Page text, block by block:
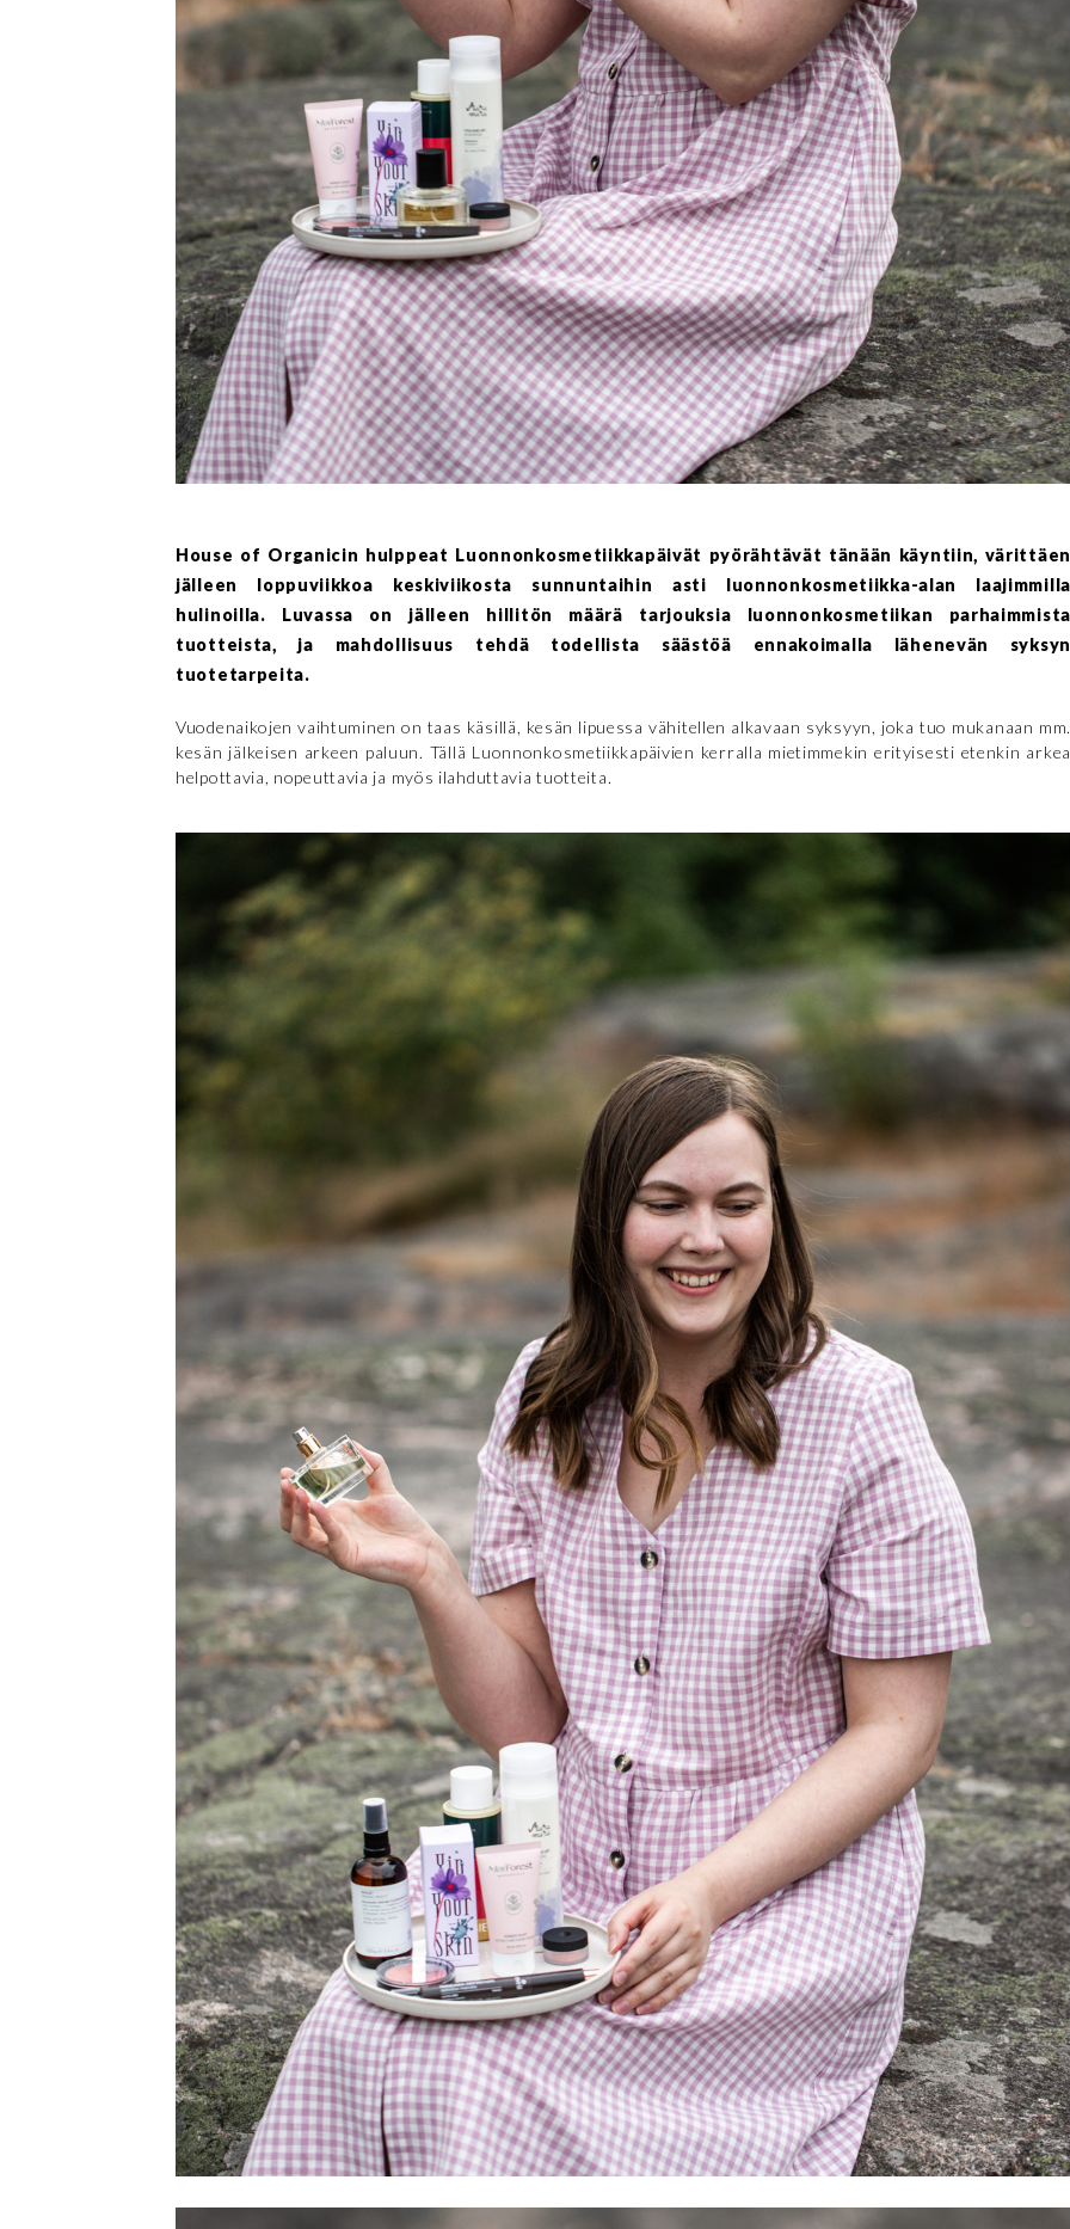
House of Organicin hulppeat Luonnonkosmetiikkapäivät pyörähtävät tänään käyntiin, värittäen
jälleen loppuviikkoa keskiviikosta sunnuntaihin asti luonnonkosmetiikka-alan laajimmilla
hulinoilla. Luvassa on jälleen hillitön määrä tarjouksia luonnonkosmetiikan parhaimmista
tuotteista, ja mahdollisuus tehdä todellista säästöä ennakoimalla lähenevän syksyn
tuotetarpeita.
Vuodenaikojen vaihtuminen on taas käsillä, kesän lipuessa vähitellen alkavaan syksyyn, joka tuo mukanaan mm.
kesän jälkeisen arkeen paluun. Tällä Luonnonkosmetiikkapäivien kerralla mietimmekin erityisesti etenkin arkea
helpottavia, nopeuttavia ja myös ilahduttavia tuotteita.